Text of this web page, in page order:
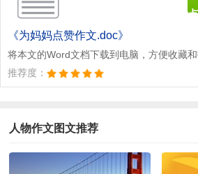
《为妈妈点赞作文.doc》
将本文的Word文档下载到电脑，方便收藏
推荐度：
人物作文图文推荐